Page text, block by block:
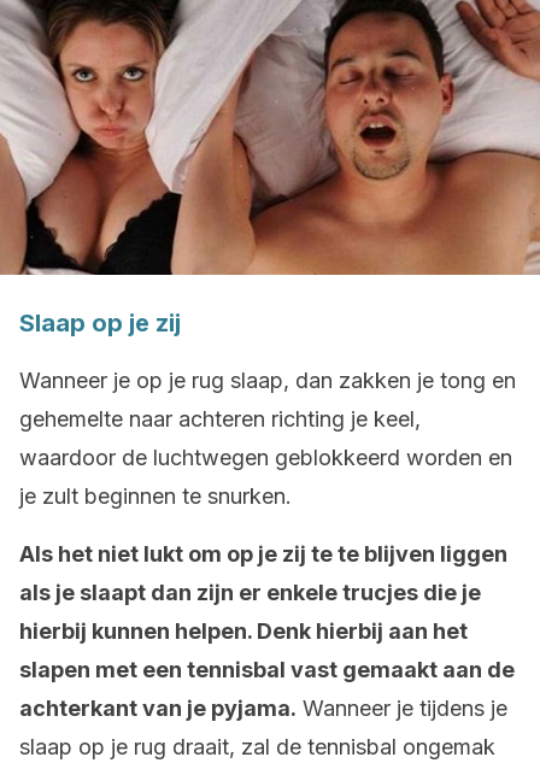
Slaap op je zij
Wanneer je op je rug slaap, dan zakken je tong en
gehemelte naar achteren richting je keel,
waardoor de luchtwegen geblokkeerd worden en
je zult beginnen te snurken.
Als het niet lukt om op je zij te te blijven liggen
als je slaapt dan zijn er enkele trucjes die je
hierbij kunnen helpen. Denk hierbij aan het
slapen met een tennisbal vast gemaakt aan de
achterkant van je pyjama. Wanneer je tijdens je
slaap op je rug draait, zal de tennisbal ongemak